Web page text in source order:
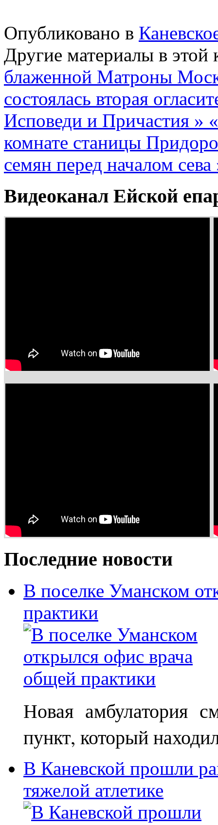
Опубликовано в
Другие материалы в этой
блаженной Матроны
состоялась вторая
Исповеди и Причастия »
комнате станицы
семян перед началом сева
Видеоканал Ейской
Последние новости
В поселке Уманском
практики
Новая амбулатория
пункт, который
В Каневской прошли
тяжелой атлетике